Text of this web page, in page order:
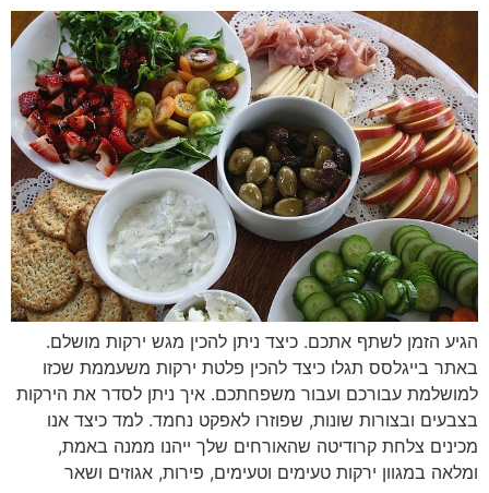
הגיע הזמן לשתף אתכם. כיצד ניתן להכין מגש ירקות מושלם.
באתר בייגלסס תגלו כיצד להכין פלטת ירקות משעממת שכזו
למושלמת עבורכם ועבור משפחתכם. איך ניתן לסדר את הירקות
בצבעים ובצורות שונות, שפוזרו לאפקט נחמד. למד כיצד אנו
מכינים צלחת קרודיטה שהאורחים שלך ייהנו ממנה באמת,
ומלאה במגוון ירקות טעימים וטעימים, פירות, אגוזים ושאר